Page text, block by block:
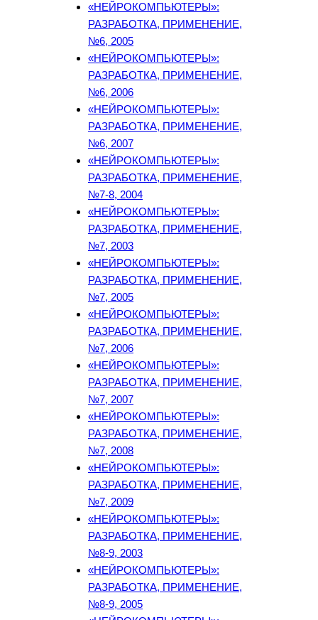
«НЕЙРОКОМПЬЮТЕРЫ»:
РАЗРАБОТКА, ПРИМЕНЕНИЕ,
№6, 2005
«НЕЙРОКОМПЬЮТЕРЫ»:
РАЗРАБОТКА, ПРИМЕНЕНИЕ,
№6, 2006
«НЕЙРОКОМПЬЮТЕРЫ»:
РАЗРАБОТКА, ПРИМЕНЕНИЕ,
№6, 2007
«НЕЙРОКОМПЬЮТЕРЫ»:
РАЗРАБОТКА, ПРИМЕНЕНИЕ,
№7-8, 2004
«НЕЙРОКОМПЬЮТЕРЫ»:
РАЗРАБОТКА, ПРИМЕНЕНИЕ,
№7, 2003
«НЕЙРОКОМПЬЮТЕРЫ»:
РАЗРАБОТКА, ПРИМЕНЕНИЕ,
№7, 2005
«НЕЙРОКОМПЬЮТЕРЫ»:
РАЗРАБОТКА, ПРИМЕНЕНИЕ,
№7, 2006
«НЕЙРОКОМПЬЮТЕРЫ»:
РАЗРАБОТКА, ПРИМЕНЕНИЕ,
№7, 2007
«НЕЙРОКОМПЬЮТЕРЫ»:
РАЗРАБОТКА, ПРИМЕНЕНИЕ,
№7, 2008
«НЕЙРОКОМПЬЮТЕРЫ»:
РАЗРАБОТКА, ПРИМЕНЕНИЕ,
№7, 2009
«НЕЙРОКОМПЬЮТЕРЫ»:
РАЗРАБОТКА, ПРИМЕНЕНИЕ,
№8-9, 2003
«НЕЙРОКОМПЬЮТЕРЫ»:
РАЗРАБОТКА, ПРИМЕНЕНИЕ,
№8-9, 2005